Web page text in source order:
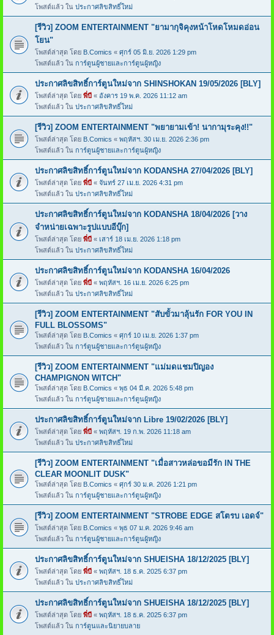
โพสต์แล้ว ใน ประกาศลิขสิทธิ์ใหม่
[รีวิว] ZOOM ENTERTAINMENT "ยามากุจิคุงหน้าโหดโหมดอ่อน
โยน"
โพสต์ล่าสุด โดย B.Comics « ศุกร์ 05 มิ.ย. 2026 1:29 pm
โพสต์แล้ว ใน การ์ตูนผู้ชายและการ์ตูนผู้หญิง
ประกาศลิขสิทธิ์การ์ตูนใหม่จาก SHINSHOKAN 19/05/2026 [BLY]
โพสต์ล่าสุด โดย พี่บี « อังคาร 19 พ.ค. 2026 11:12 am
โพสต์แล้ว ใน ประกาศลิขสิทธิ์ใหม่
[รีวิว] ZOOM ENTERTAINMENT "พยายามเข้า! นากามุระคุง!!"
โพสต์ล่าสุด โดย B.Comics « พฤหัสฯ. 30 เม.ย. 2026 2:36 pm
โพสต์แล้ว ใน การ์ตูนผู้ชายและการ์ตูนผู้หญิง
ประกาศลิขสิทธิ์การ์ตูนใหม่จาก KODANSHA 27/04/2026 [BLY]
โพสต์ล่าสุด โดย พี่บี « จันทร์ 27 เม.ย. 2026 4:31 pm
โพสต์แล้ว ใน ประกาศลิขสิทธิ์ใหม่
ประกาศลิขสิทธิ์การ์ตูนใหม่จาก KODANSHA 18/04/2026 [วาง
จำหน่ายเฉพาะรูปแบบอีบุ๊ก]
โพสต์ล่าสุด โดย พี่บี « เสาร์ 18 เม.ย. 2026 1:18 pm
โพสต์แล้ว ใน ประกาศลิขสิทธิ์ใหม่
ประกาศลิขสิทธิ์การ์ตูนใหม่จาก KODANSHA 16/04/2026
โพสต์ล่าสุด โดย พี่บี « พฤหัสฯ. 16 เม.ย. 2026 6:25 pm
โพสต์แล้ว ใน ประกาศลิขสิทธิ์ใหม่
[รีวิว] ZOOM ENTERTAINMENT "สับขั้วมาลุ้นรัก FOR YOU IN
FULL BLOSSOMS"
โพสต์ล่าสุด โดย B.Comics « ศุกร์ 10 เม.ย. 2026 1:37 pm
โพสต์แล้ว ใน การ์ตูนผู้ชายและการ์ตูนผู้หญิง
[รีวิว] ZOOM ENTERTAINMENT "แม่มดแชมปิญอง
CHAMPIGNON WITCH"
โพสต์ล่าสุด โดย B.Comics « พุธ 04 มี.ค. 2026 5:48 pm
โพสต์แล้ว ใน การ์ตูนผู้ชายและการ์ตูนผู้หญิง
ประกาศลิขสิทธิ์การ์ตูนใหม่จาก Libre 19/02/2026 [BLY]
โพสต์ล่าสุด โดย พี่บี « พฤหัสฯ. 19 ก.พ. 2026 11:18 am
โพสต์แล้ว ใน ประกาศลิขสิทธิ์ใหม่
[รีวิว] ZOOM ENTERTAINMENT "เมื่อสาวหล่อขอมีรัก IN THE
CLEAR MOONLIT DUSK"
โพสต์ล่าสุด โดย B.Comics « ศุกร์ 30 ม.ค. 2026 1:21 pm
โพสต์แล้ว ใน การ์ตูนผู้ชายและการ์ตูนผู้หญิง
[รีวิว] ZOOM ENTERTAINMENT "STROBE EDGE สโตรบ เอดจ์"
โพสต์ล่าสุด โดย B.Comics « พุธ 07 ม.ค. 2026 9:46 am
โพสต์แล้ว ใน การ์ตูนผู้ชายและการ์ตูนผู้หญิง
ประกาศลิขสิทธิ์การ์ตูนใหม่จาก SHUEISHA 18/12/2025 [BLY]
โพสต์ล่าสุด โดย พี่บี « พฤหัสฯ. 18 ธ.ค. 2025 6:37 pm
โพสต์แล้ว ใน ประกาศลิขสิทธิ์ใหม่
ประกาศลิขสิทธิ์การ์ตูนใหม่จาก SHUEISHA 18/12/2025 [BLY]
โพสต์ล่าสุด โดย พี่บี « พฤหัสฯ. 18 ธ.ค. 2025 6:37 pm
โพสต์แล้ว ใน การ์ตูนและนิยายบลาย